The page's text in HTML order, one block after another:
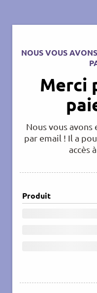
NOUS VOUS
Merci
Nous vous
par email ! Il a
accès
Produit